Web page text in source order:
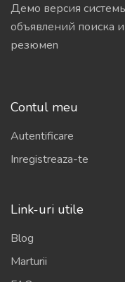
Демо версия
объявлений поиска
резюмеn
Contul meu
Autentificare
Inregistreaza-te
Link-uri utile
Blog
Marturii